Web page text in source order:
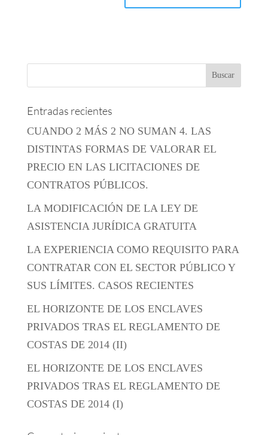
Entradas recientes
CUANDO 2 MÁS 2 NO SUMAN 4. LAS
DISTINTAS FORMAS DE VALORAR EL
PRECIO EN LAS LICITACIONES DE
CONTRATOS PÚBLICOS.
LA MODIFICACIÓN DE LA LEY DE
ASISTENCIA JURÍDICA GRATUITA
LA EXPERIENCIA COMO REQUISITO PARA
CONTRATAR CON EL SECTOR PÚBLICO Y
SUS LÍMITES. CASOS RECIENTES
EL HORIZONTE DE LOS ENCLAVES
PRIVADOS TRAS EL REGLAMENTO DE
COSTAS DE 2014 (II)
EL HORIZONTE DE LOS ENCLAVES
PRIVADOS TRAS EL REGLAMENTO DE
COSTAS DE 2014 (I)